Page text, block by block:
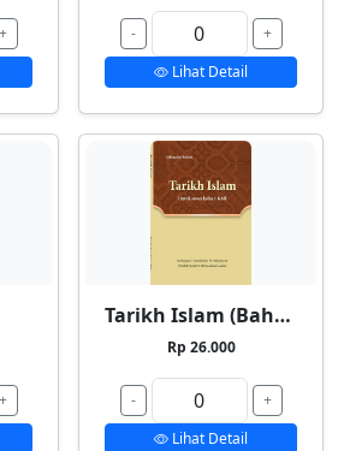
+
-
+
Lihat Detail
+
Tarikh Islam (Bahasa Indonesia)
Rp 26.000
-
+
Lihat Detail